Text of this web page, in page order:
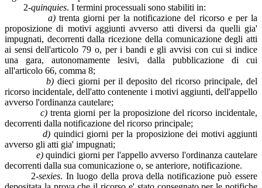
2-quinquies. I termini processuali sono stabiliti in:
a)trenta giorni per la notificazione del ricorso e per la
proposizione di motivi aggiunti avverso atti diversi da quelli gia'
impugnati, decorrenti dalla ricezione della comunicazione degli atti
ai sensi dell'articolo 79 o, per i bandi e gli avvisi con cui si indice
una gara, autonomamente lesivi, dalla pubblicazione di cui
all'articolo 66, comma 8;
b)dieci giorni per il deposito del ricorso principale, del
ricorso incidentale, dell'atto contenente i motivi aggiunti, dell'appello
avverso l'ordinanza cautelare;
c) trenta giorni per la proposizione del ricorso incidentale,
decorrenti dalla notificazione del ricorso principale;
d) quindici giorni per la proposizione dei motivi aggiunti
avverso gli atti gia' impugnati;
e)quindici giorni per l'appello avverso l'ordinanza cautelare
decorrenti dalla sua comunicazione o, se anteriore, notificazione.
2-sexies. In luogo della prova della notificazione può essere